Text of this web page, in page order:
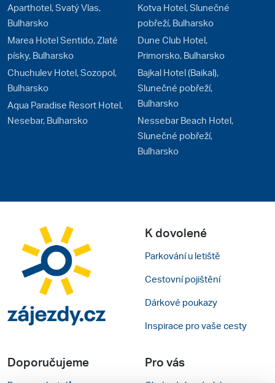
Aparthotel, Svatý Vlas,
Bulharsko
Marea Hotel Sentido, Zlaté
písky, Bulharsko
Chuchulev Hotel, Sozopol,
Bulharsko
Aqua Paradise Resort Hotel,
Nesebar, Bulharsko
Kotva Hotel, Slunečné
pobřeží, Bulharsko
Dune Club Hotel,
Primorsko, Bulharsko
Bajkal Hotel (Baikal),
Slunečné pobřeží,
Bulharsko
Nessebar Beach Hotel,
Slunečné pobřeží,
Bulharsko
K dovolené
Parkování u letiště
Cestovní pojištění
Dárkové poukazy
Inspirace pro vaše cesty
Doporučujeme Pro vás